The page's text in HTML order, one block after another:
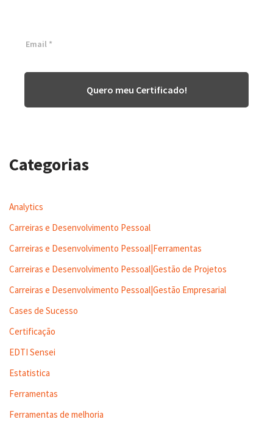
Quero meu Certificado!
Categorias
Analytics
Carreiras e Desenvolvimento Pessoal
Carreiras e Desenvolvimento Pessoal|Ferramentas
Carreiras e Desenvolvimento Pessoal|Gestão de Projetos
Carreiras e Desenvolvimento Pessoal|Gestão Empresarial
Cases de Sucesso
Certificação
EDTI Sensei
Estatistica
Ferramentas
Ferramentas de melhoria